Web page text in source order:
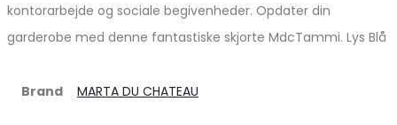
kontorarbejde og sociale begivenheder. Opdater din
garderobe med denne fantastiske skjorte MdcTammi. Lys Blå
Brand MARTA DU CHATEAU